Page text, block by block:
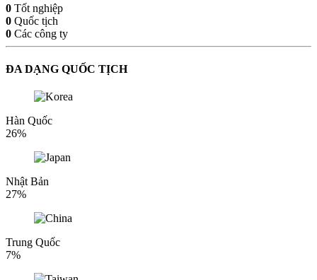
0 Tốt nghiệp
0 Quốc tịch
0 Các công ty
ĐA DẠNG QUỐC TỊCH
Hàn Quốc
26%
Nhật Bản
27%
Trung Quốc
7%